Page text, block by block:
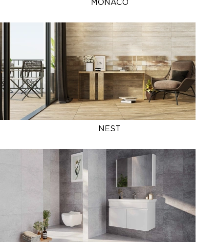
MONACO
NEST